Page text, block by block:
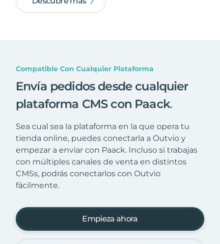
Compatible Con Cualquier Plataforma
Envía pedidos desde cualquier
plataforma CMS con Paack.
Sea cual sea la plataforma en la que opera tu
tienda online, puedes conectarla a Outvio y
empezar a enviar con Paack. Incluso si trabajas
con múltiples canales de venta en distintos
CMSs, podrás conectarlos con Outvio
fácilmente.
Empieza ahora